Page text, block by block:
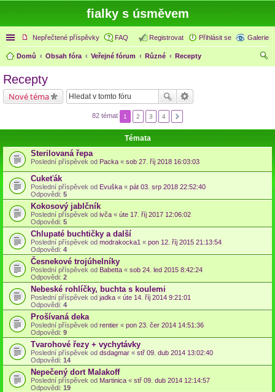
fialky s úsměvem
Rychlé odkazy
Nepřečtené příspěvky Galerie
FAQ Přihlásit se
Registrovat
Domů Obsah fóra Veřejné fórum Různé
Recepty
Recepty
Nové téma
82 témat 1 2 3 4
Témata
Sterilovaná řepa
Poslední příspěvek od Packa « sob 27. říj 2018 16:03:03
Cukeťák
Poslední příspěvek od Evuška « pát 03. srp 2018 22:52:40
Odpovědi: 5
Kokosový jablčník
Poslední příspěvek od ivča « úte 17. říj 2017 12:06:02
Odpovědi: 5
Chlupaté buchtičky a další
Poslední příspěvek od modrakocka1 « pon 12. říj 2015 21:13:54
Odpovědi: 4
Česnekové trojúhelníky
Poslední příspěvek od Babetta « sob 24. led 2015 8:42:24
Odpovědi: 2
Nebeské rohlíčky, buchta s koulemi
Poslední příspěvek od jadka « úte 14. říj 2014 9:21:01
Odpovědi: 4
Prošívaná deka
Poslední příspěvek od rentier « pon 23. čer 2014 14:51:36
Odpovědi: 9
Tvarohové řezy + vychytávky
Poslední příspěvek od dsdagmar « stř 09. dub 2014 13:02:40
Odpovědi: 14
Nepečený dort Malakoff
Poslední příspěvek od Martinica « stř 09. dub 2014 12:14:57
Odpovědi: 19